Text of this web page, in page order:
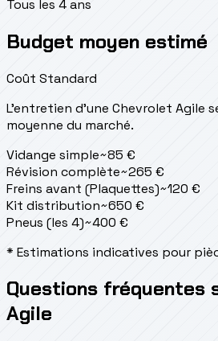
Tous les 4 ans
Budget moyen estimé
Coût Standard
L'entretien d'une Chevrolet Agile
moyenne du marché.
Vidange simple~85 €
Révision complète~265 €
Freins avant (Plaquettes)~120 €
Kit distribution~650 €
Pneus (les 4)~400 €
* Estimations indicatives pour
Questions fréquentes
Agile